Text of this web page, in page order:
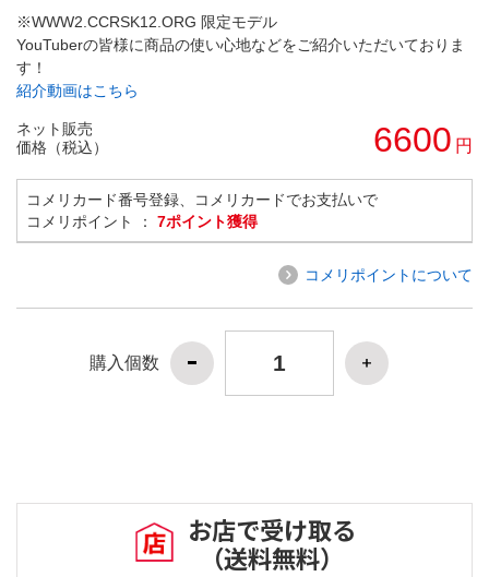
※WWW2.CCRSK12.ORG 限定モデル
YouTuberの皆様に商品の使い心地などをご紹介いただいておりま
す！
紹介動画はこちら
ネット販売
価格（税込）
6600 円
コメリカード番号登録、コメリカードでお支払いで
コメリポイント ： 7ポイント獲得
コメリポイントについて
購入個数
お店で受け取る
（送料無料）